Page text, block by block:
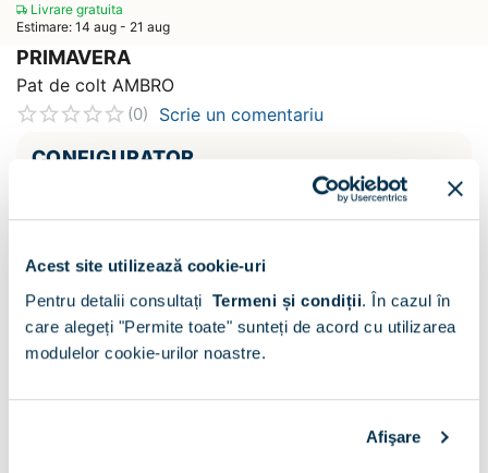
Acest site utilizează cookie-uri
Pentru detalii consultați Termeni și condiții. În cazul în
care alegeți "Permite toate" sunteți de acord cu utilizarea
modulelor cookie-urilor noastre.
Afişare
Livrare gratuita
Estimare: 14 aug - 21 aug
PRIMAVERA
Pat de colt AMBRO
(0) Scrie un comentariu
CONFIGURATOR